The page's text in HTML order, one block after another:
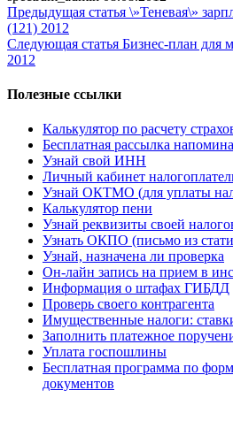
Предыдущая статья \»Теневая\»
(121) 2012
Следующая статья Бизнес-план для
2012
Полезные ссылки
Калькулятор по расчету
Бесплатная рассылка
Узнай свой ИНН
Личный кабинет
Узнай ОКТМО (для уплаты
Калькулятор пени
Узнай реквизиты своей
Узнать ОКПО (письмо из
Узнай, назначена ли проверка
Он-лайн запись на прием в
Информация о штафах ГИБДД
Проверь своего контрагента
Имущественные налоги:
Заполнить платежное
Уплата госпошлины
Бесплатная программа по
документов